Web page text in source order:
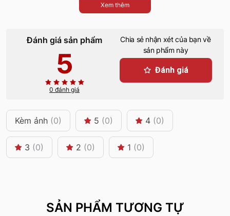
Xem thêm
Đánh giá sản phẩm
5
0 đánh giá
Chia sẻ nhận xét của bạn về
sản phẩm này
Đánh giá
Kèm ảnh (0) 5 (0) 4 (0)
3 (0) 2 (0) 1 (0)
SẢN PHẨM TƯƠNG TỰ